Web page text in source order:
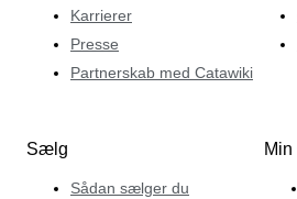
Karrierer
Presse
Partnerskab med Catawiki
Sælg
Sådan sælger du